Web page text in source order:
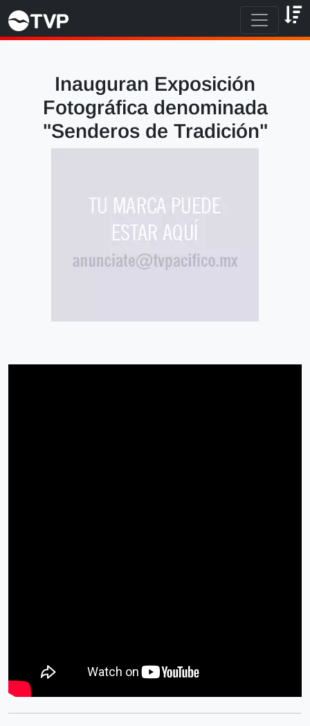
Inauguran Exposición
Fotográfica denominada
"Senderos de Tradición"